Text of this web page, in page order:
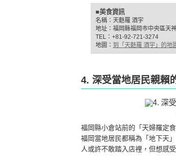
■美食資訊
名稱：天麩羅 酒宇
地址：福岡縣福岡市中央區天
TEL：+81-92-721-3274
地圖： 到「天麩羅 酒宇」的地
4. 深受當地居民親賴
福岡縣小倉站前的「天婦羅定
福岡當地居民都稱為「地下天
人或許不敢踏入店裡，但想感